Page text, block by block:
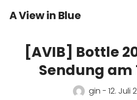
A View in Blue
[AVIB] Bottle
Sendung am
gin - 12. Juli